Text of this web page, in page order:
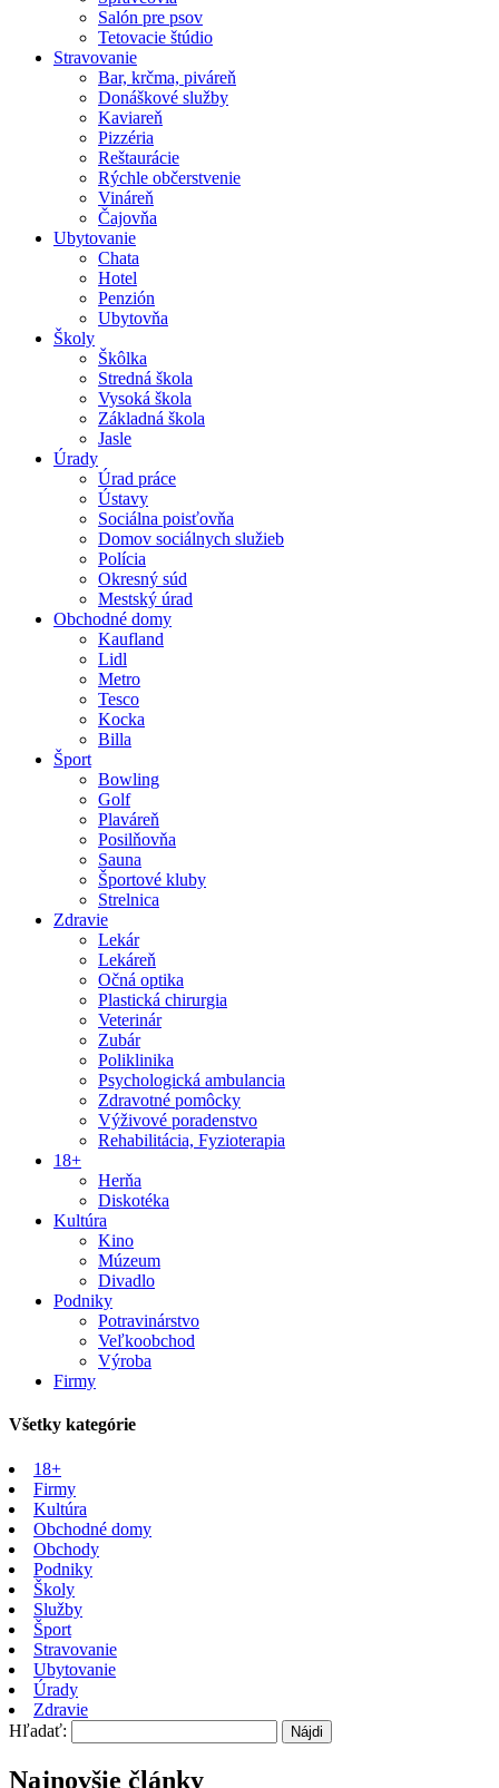
Salón pre psov
Tetovacie štúdio
Stravovanie
Bar, krčma, piváreň
Donáškové služby
Kaviareň
Pizzéria
Reštaurácie
Rýchle občerstvenie
Vináreň
Čajovňa
Ubytovanie
Chata
Hotel
Penzión
Ubytovňa
Školy
Škôlka
Stredná škola
Vysoká škola
Základná škola
Jasle
Úrady
Úrad práce
Ústavy
Sociálna poisťovňa
Domov sociálnych služieb
Polícia
Okresný súd
Mestský úrad
Obchodné domy
Kaufland
Lidl
Metro
Tesco
Kocka
Billa
Šport
Bowling
Golf
Plaváreň
Posilňovňa
Sauna
Športové kluby
Strelnica
Zdravie
Lekár
Lekáreň
Očná optika
Plastická chirurgia
Veterinár
Zubár
Poliklinika
Psychologická ambulancia
Zdravotné pomôcky
Výživové poradenstvo
Rehabilitácia, Fyzioterapia
18+
Herňa
Diskotéka
Kultúra
Kino
Múzeum
Divadlo
Podniky
Potravinárstvo
Veľkoobchod
Výroba
Firmy
Všetky kategórie
18+
Firmy
Kultúra
Obchodné domy
Obchody
Podniky
Školy
Služby
Šport
Stravovanie
Ubytovanie
Úrady
Zdravie
Hľadať:
Najnovšie články